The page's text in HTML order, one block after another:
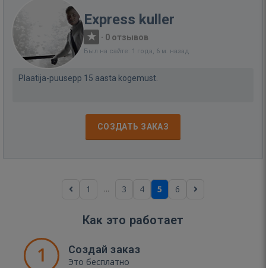
Express kuller
· 0 отзывов
Был на сайте: 1 года, 6 м. назад
Plaatija-puusepp 15 aasta kogemust.
СОЗДАТЬ ЗАКАЗ
1 ... 3 4 5 6
Как это работает
1 Создай заказ
Это бесплатно